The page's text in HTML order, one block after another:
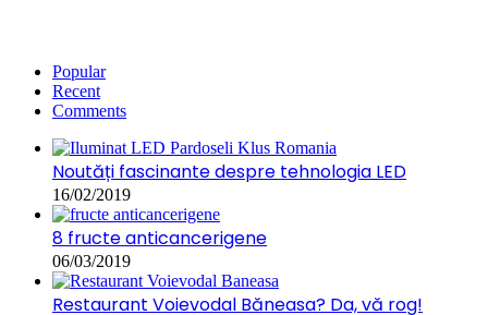
Popular
Recent
Comments
Noutăți fascinante despre tehnologia LED
16/02/2019
8 fructe anticancerigene
06/03/2019
Restaurant Voievodal Băneasa? Da, vă rog!